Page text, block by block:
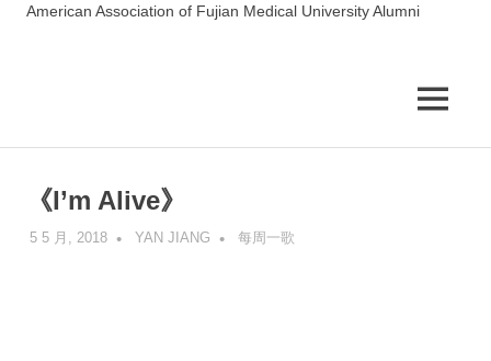
content
American Association of Fujian Medical University Alumni
MENU
《I’m Alive》
5 5 月, 2018 YAN JIANG 每周一歌